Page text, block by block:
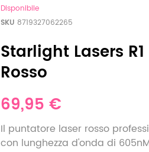
Disponibile
SKU 8719327062265
Starlight Lasers
Rosso
69,95 €
Il puntatore laser rosso
con lunghezza d'onda di